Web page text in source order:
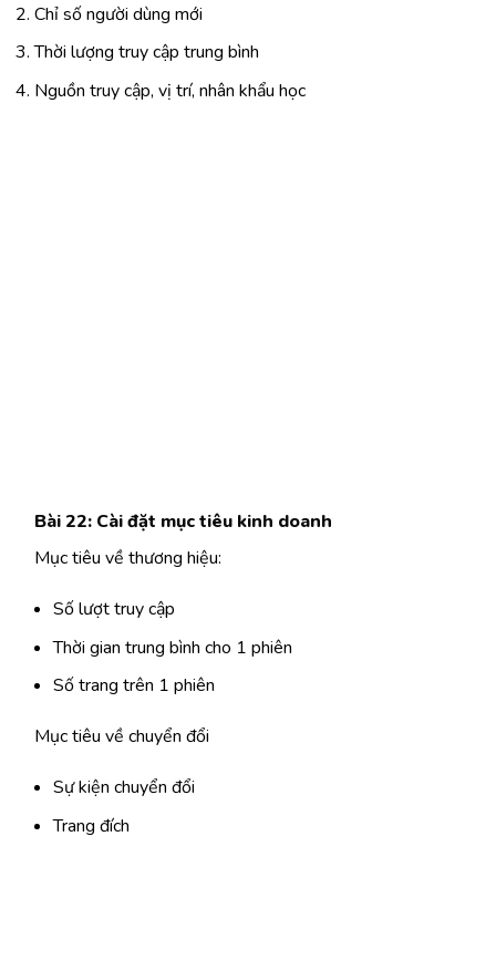
Chỉ số người dùng mới
Thời lượng truy cập trung bình
Nguồn truy cập, vị trí, nhân khẩu học
Bài 22: Cài đặt mục tiêu kinh doanh
Mục tiêu về thương hiệu:
Số lượt truy cập
Thời gian trung bình cho 1 phiên
Số trang trên 1 phiên
Mục tiêu về chuyển đổi
Sự kiện chuyển đổi
Trang đích